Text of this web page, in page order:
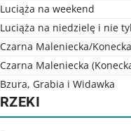
Luciąża na weekend
Luciąża na niedzielę i nie
Czarna Maleniecka/
Czarna Maleniecka
Bzura, Grabia i Widawka
RZEKI